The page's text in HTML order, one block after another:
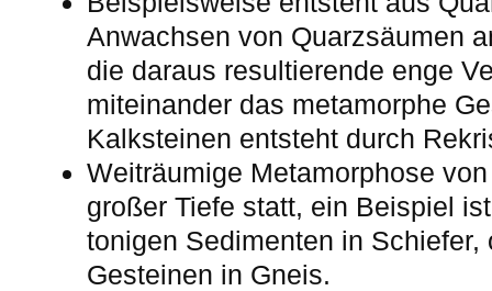
Anwachsen von Quarzsäumen
die daraus resultierende enge
miteinander das metamorphe
Kalksteinen entsteht durch
Weiträumige Metamorphose
großer Tiefe statt, ein Beispiel
tonigen Sedimenten in
Gesteinen in Gneis.